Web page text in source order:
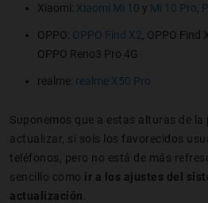
Xiaomi: Xiaomi Mi 10 y Mi 10 Pro
OPPO: OPPO Find X2 , OPPO Find
OPPO Reno3 Pro 4G
realme: realme X50 Pro
Suponemos que a estas alturas de la
actualizar, si sois los favorecidos
teléfonos, pero no está de más
sencillo como ir a los ajustes del
actualización